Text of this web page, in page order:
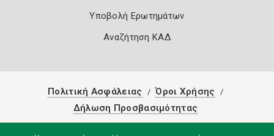
Υποβολή Ερωτημάτων
Αναζήτηση ΚΑΔ
Πολιτική Ασφάλειας
Όροι Χρήσης
Δήλωση Προσβασιμότητας